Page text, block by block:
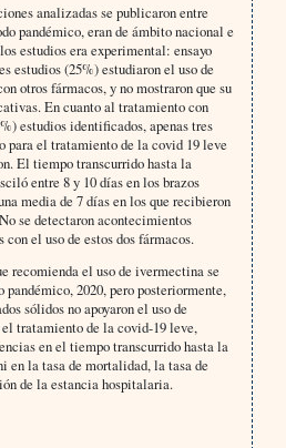
analizadas se publicaron entre
pandémico, eran de ámbito nacional e
estudios era experimental: ensayo
estudios (25%) estudiaron el uso de
otros fármacos, y no mostraron que su
En cuanto al tratamiento con
estudios identificados, apenas tres
para el tratamiento de la covid 19 leve
El tiempo transcurrido hasta la
entre 8 y 10 días en los brazos
media de 7 días en los que recibieron
se detectaron acontecimientos
con el uso de estos dos fármacos.
recomienda el uso de ivermectina se
2020, pero posteriormente,
sólidos no apoyaron el uso de
tratamiento de la covid-19 leve,
en el tiempo transcurrido hasta la
en la tasa de mortalidad, la tasa de
de la estancia hospitalaria.